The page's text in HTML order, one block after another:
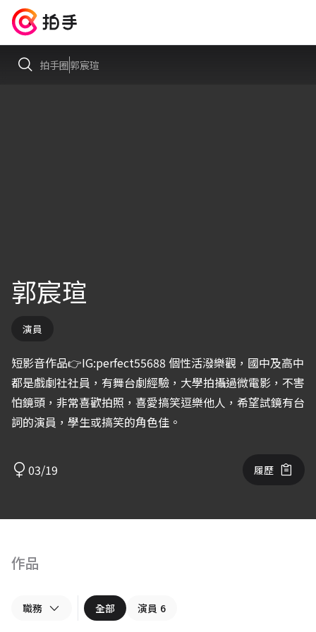
拍手圈郭宸瑄
郭宸瑄
演員
短影音作品👉IG:perfect55688 個性活潑樂觀，國中及高中
都是戲劇社社員，有舞台劇經驗，大學拍攝過微電影，不害
怕鏡頭，非常喜歡拍照，喜愛搞笑逗樂他人，希望試鏡有台
詞的演員，學生或搞笑的角色佳。
03/19 履歷
作品
職務 全部 演員 6